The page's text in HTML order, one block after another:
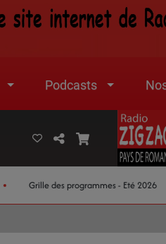
Podcasts
Grille des programmes - Eté 2026